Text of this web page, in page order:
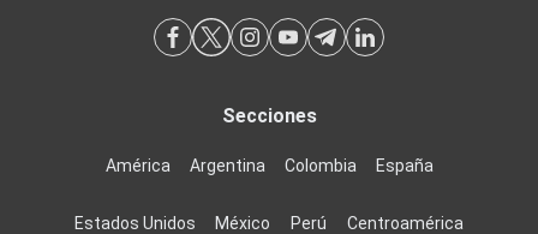
Secciones
América Argentina Colombia España
Estados Unidos México Perú Centroamérica